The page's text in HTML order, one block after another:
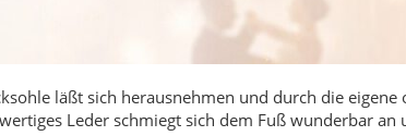
läßt sich herausnehmen und durch die
Leder schmiegt sich dem Fuß wunderbar